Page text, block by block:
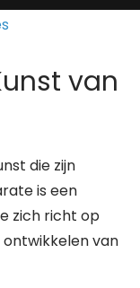
van
die zijn
is een
zich richt op
van